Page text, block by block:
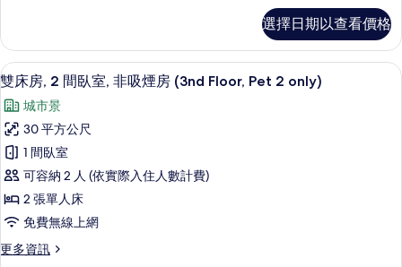
10th
Floor)
的
所
有
相
片
(Pet
not
allowed
10th
Floor)
的
詳
情
吸
煙
房
(3nd
Floor,
Pet
only)
的
所
有
房,
間
室,
非
吸
煙
房
(3nd
Floor,
Pet
only)
選擇日期以查看價格
顯
示
雙
床
房,
2
間
臥
室,
18
雙床房, 2 間臥室, 非吸煙房 (3nd Floor, Pet 2 only)
城市景
30 平方公尺
1 間臥室
可容納 2 人 (依實際入住人數計費)
2 張單人床
免費無線上網
更多資訊
更